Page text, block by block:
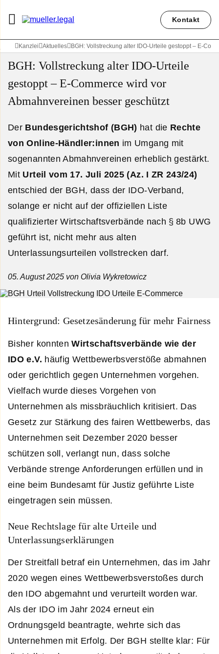
Kontakt
Kanzlei Aktuelles BGH: Vollstreckung alter IDO-Urteile gestoppt – E-
BGH: Vollstreckung alter IDO-Urteile
gestoppt – E-Commerce wird vor
Abmahnvereinen besser geschützt
Der Bundesgerichtshof (BGH) hat die Rechte
von Online-Händler:innen im Umgang mit
sogenannten Abmahnvereinen erheblich gestärkt.
Mit Urteil vom 17. Juli 2025 (Az. I ZR 243/24)
entschied der BGH, dass der IDO-Verband,
solange er nicht auf der offiziellen Liste
qualifizierter Wirtschaftsverbände nach § 8b UWG
geführt ist, nicht mehr aus alten
Unterlassungsurteilen vollstrecken darf.
05. August 2025 von Olivia Wykretowicz
Hintergrund: Gesetzesänderung für mehr Fairness
Bisher konntenWirtschaftsverbände wie der
IDO e.V. häufig Wettbewerbsverstöße abmahnen
oder gerichtlich gegen Unternehmen vorgehen.
Vielfach wurde dieses Vorgehen von
Unternehmen als missbräuchlich kritisiert. Das
Gesetz zur Stärkung des fairen Wettbewerbs, das
Unternehmen seit Dezember 2020 besser
schützen soll, verlangt nun, dass solche
Verbände strenge Anforderungen erfüllen und in
eine beim Bundesamt für Justiz geführte Liste
eingetragen sein müssen.
Neue Rechtslage für alte Urteile und
Unterlassungserklärungen
Der Streitfall betraf ein Unternehmen, das im Jahr
2020 wegen eines Wettbewerbsverstoßes durch
den IDO abgemahnt und verurteilt worden war.
Als der IDO im Jahr 2024 erneut ein
Ordnungsgeld beantragte, wehrte sich das
Unternehmen mit Erfolg. Der BGH stellte klar: Für